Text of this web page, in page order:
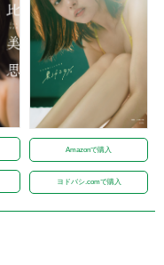
Amazonで購入
ヨドバシ.comで購入